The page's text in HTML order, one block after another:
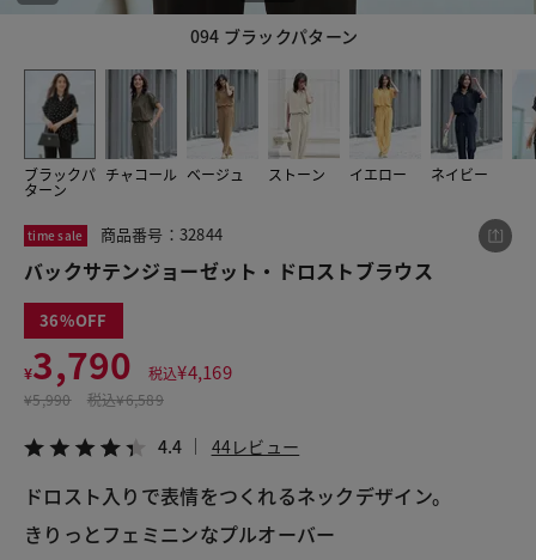
094 ブラックパターン
ブラックパ
ターン
チャコール ベージュ ストーン イエロー ネイビー
22
time sale 商品番号：32844
バックサテンジョーゼット・ドロストブラウス
36
¥3,790 税込¥4,169
¥5,990 税込¥6,589
4.4 44レビュー
ドロスト入りで表情をつくれるネックデザイン。
きりっとフェミニンなプルオーバー
この商品をシェアする
¥3,790
税込¥4,169
LINE X メール